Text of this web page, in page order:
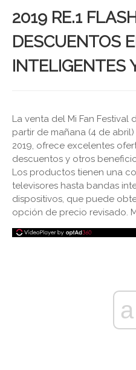
2019 RE.1
DESCUENTOS
INTELIGENTES
La venta del Mi Fan Festival
partir de mañana (4 de
2019, ofrece excelentes
descuentos y otros
Los productos tienen una
televisores hasta bandas
dispositivos, que puede
opción de precio revisado.